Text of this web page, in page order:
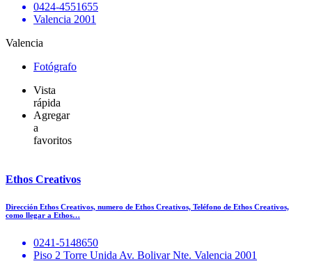
0424-4551655
Valencia 2001
Valencia
Fotógrafo
Vista
rápida
Agregar
a
favoritos
Ethos Creativos
Dirección Ethos Creativos, numero de Ethos Creativos, Teléfono de Ethos Creativos,
como llegar a Ethos…
0241-5148650
Piso 2 Torre Unida Av. Bolivar Nte. Valencia 2001